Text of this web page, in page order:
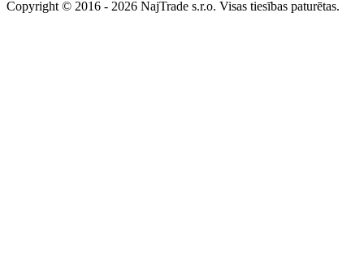
Copyright © 2016 - 2026 NajTrade s.r.o. Visas tiesības paturētas.